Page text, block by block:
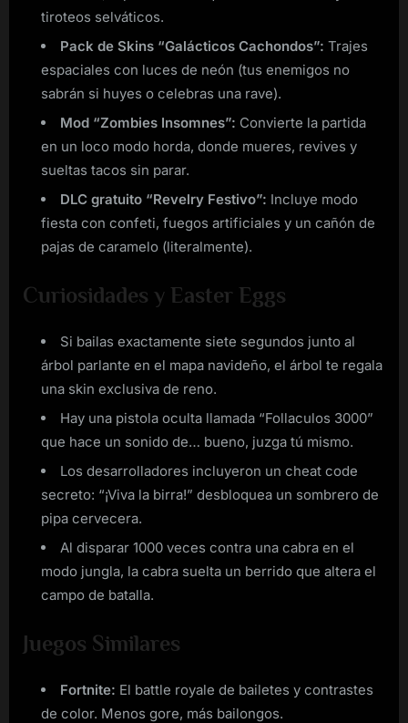
tiroteos selváticos.
Pack de Skins “Galácticos Cachondos”: Trajes
espaciales con luces de neón (tus enemigos no
sabrán si huyes o celebras una rave).
Mod “Zombies Insomnes”: Convierte la partida
en un loco modo horda, donde mueres, revives y
sueltas tacos sin parar.
DLC gratuito “Revelry Festivo”: Incluye modo
fiesta con confeti, fuegos artificiales y un cañón de
pajas de caramelo (literalmente).
Curiosidades y Easter Eggs
Si bailas exactamente siete segundos junto al
árbol parlante en el mapa navideño, el árbol te regala
una skin exclusiva de reno.
Hay una pistola oculta llamada “Follaculos 3000”
que hace un sonido de… bueno, juzga tú mismo.
Los desarrolladores incluyeron un cheat code
secreto: “¡Viva la birra!” desbloquea un sombrero de
pipa cervecera.
Al disparar 1000 veces contra una cabra en el
modo jungla, la cabra suelta un berrido que altera el
campo de batalla.
Juegos Similares
Fortnite: El battle royale de bailetes y contrastes
de color. Menos gore, más bailongos.